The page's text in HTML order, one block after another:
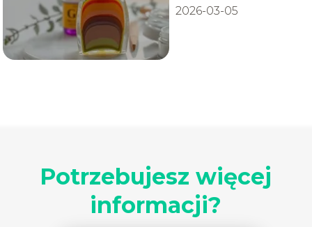
2026-03-05
Potrzebujesz więcej
informacji?